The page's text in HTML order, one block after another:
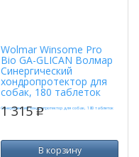
Wolmar Winsome Pro
Bio GA-GLICAN Волмар
Синергический
хондропротектор для
собак, 180 таблеток
1 315p
В корзину